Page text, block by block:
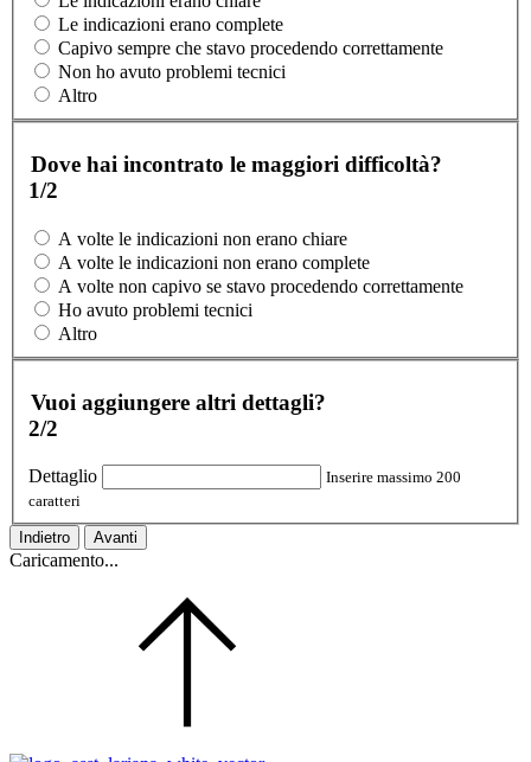
Le indicazioni erano complete
Capivo sempre che stavo procedendo correttamente
Non ho avuto problemi tecnici
Altro
Dove hai incontrato le maggiori difficoltà?
1/2
A volte le indicazioni non erano chiare
A volte le indicazioni non erano complete
A volte non capivo se stavo procedendo correttamente
Ho avuto problemi tecnici
Altro
Vuoi aggiungere altri dettagli?
2/2
Dettaglio
Inserire massimo 200
caratteri
Indietro Avanti
Caricamento...